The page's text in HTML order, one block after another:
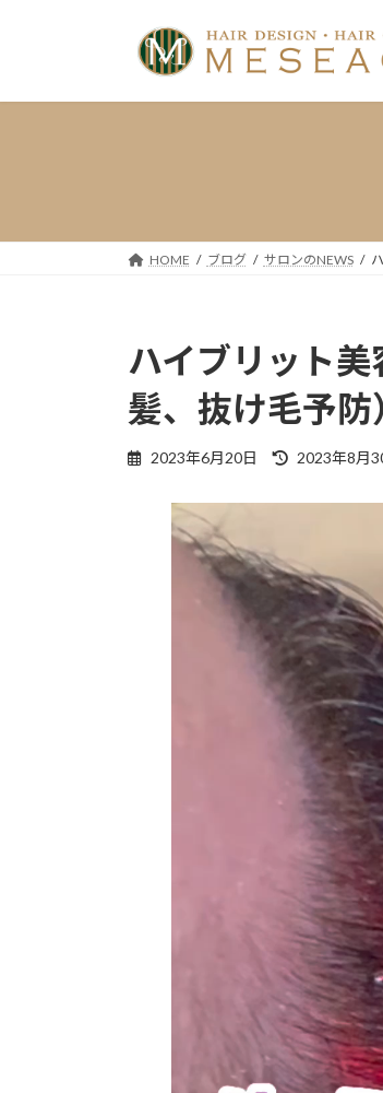
プ
動
HOME ブログ サロンのNEWS
ハイブリット
髪、抜け毛予防
2023年6月20日
最
:
2023年8月